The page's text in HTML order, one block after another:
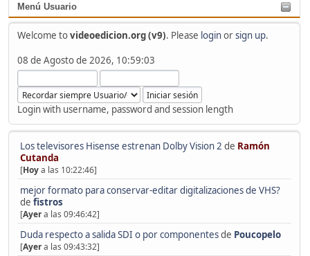
Menú Usuario
Welcome tovideoedicion.org (v9). Please loginorsign up.
08 de Agosto de 2026, 10:59:03
Login with username, password and session length
Los televisores Hisense estrenan Dolby Vision 2 de Ramón
Cutanda
[Hoya las 10:22:46]
mejor formato para conservar-editar digitalizaciones de VHS?
de fistros
[Ayera las 09:46:42]
Duda respecto a salida SDI o por componentesde Poucopelo
[Ayera las 09:43:32]